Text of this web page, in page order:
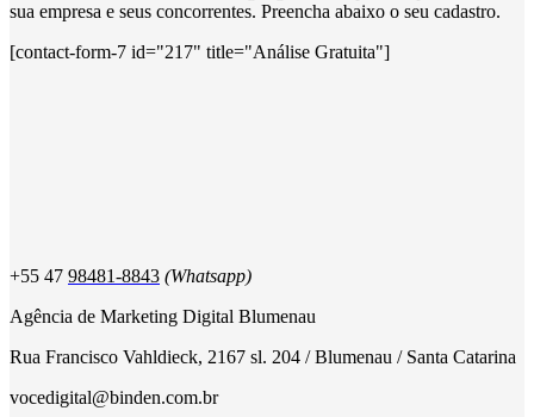
sua empresa e seus concorrentes. Preencha abaixo o seu cadastro.
[contact-form-7 id="217" title="Análise Gratuita"]
+55 47 98481-8843 (Whatsapp)
Agência de Marketing Digital Blumenau
Rua Francisco Vahldieck, 2167 sl. 204 / Blumenau / Santa Catarina
vocedigital@binden.com.br